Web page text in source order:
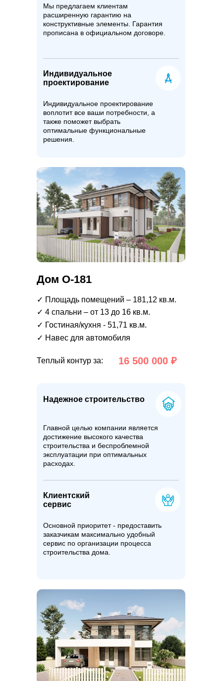
Индивидуальное
проектирование
Мы предлагаем клиентам
расширенную гарантию на
конструктивные элементы. Гарантия
прописана в официальном договоре.
Индивидуальное проектирование
воплотит все ваши потребности, а
также поможет выбрать
оптимальные функциональные
решения.
Надежное строительство
Клиентский
сервис
Главной целью компании является
достижение высокого качества
строительства и беспроблемной
эксплуатации при оптимальных
расходах.
Основной приоритет - предоставить
заказчикам максимально удобный
сервис по организации процесса
строительства дома.
Теплый контур за:
✓ Навес для автомобиля
✓ Гостиная/кухня - 51,71 кв.м.
✓ 4 спальни – от 13 до 16 кв.м.
✓ Площадь помещений – 181,12 кв.м.
16 500 000 ₽
Дом О-181